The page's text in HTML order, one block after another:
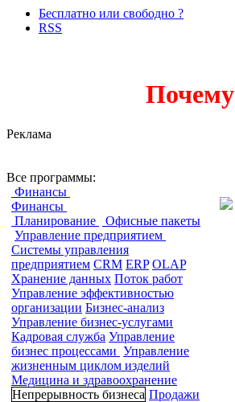
Бесплатно или свободно ?
RSS
Почему
Реклама
Все программы:
Финансы
Финансы
Планирование
Офисные пакеты
Управление предприятием
Системы управления
предприятием CRM ERP OLAP
Хранение данных Поток работ
Управление эффективностью
организации Бизнес-анализ
Управление бизнес-услугами
Кадровая служба Управление
бизнес процессами Управление
жизненным циклом изделий
Медицина и здравоохранение
Непрерывность бизнеса Продажи